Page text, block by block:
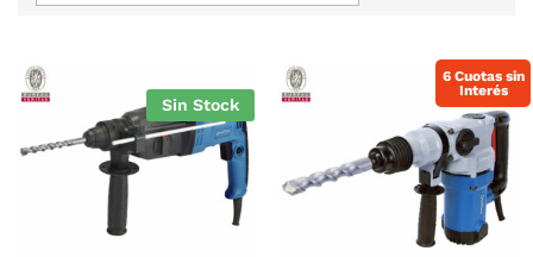
Sin Stock
6 Cuotas sin
Interés